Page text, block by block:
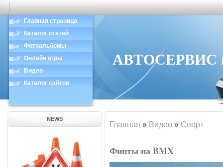
Главная страница
Каталог статей
Фотоальбомы
Онлайн игры
Видео
Каталог сайтов
АВТОСЕРВИС в
NEWS
Главная » Видео » Спорт
Финты на BMX